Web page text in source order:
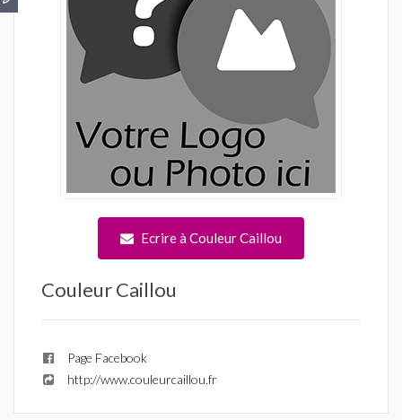
Ecrire à Couleur Caillou
Couleur Caillou
Page Facebook
http://www.couleurcaillou.fr